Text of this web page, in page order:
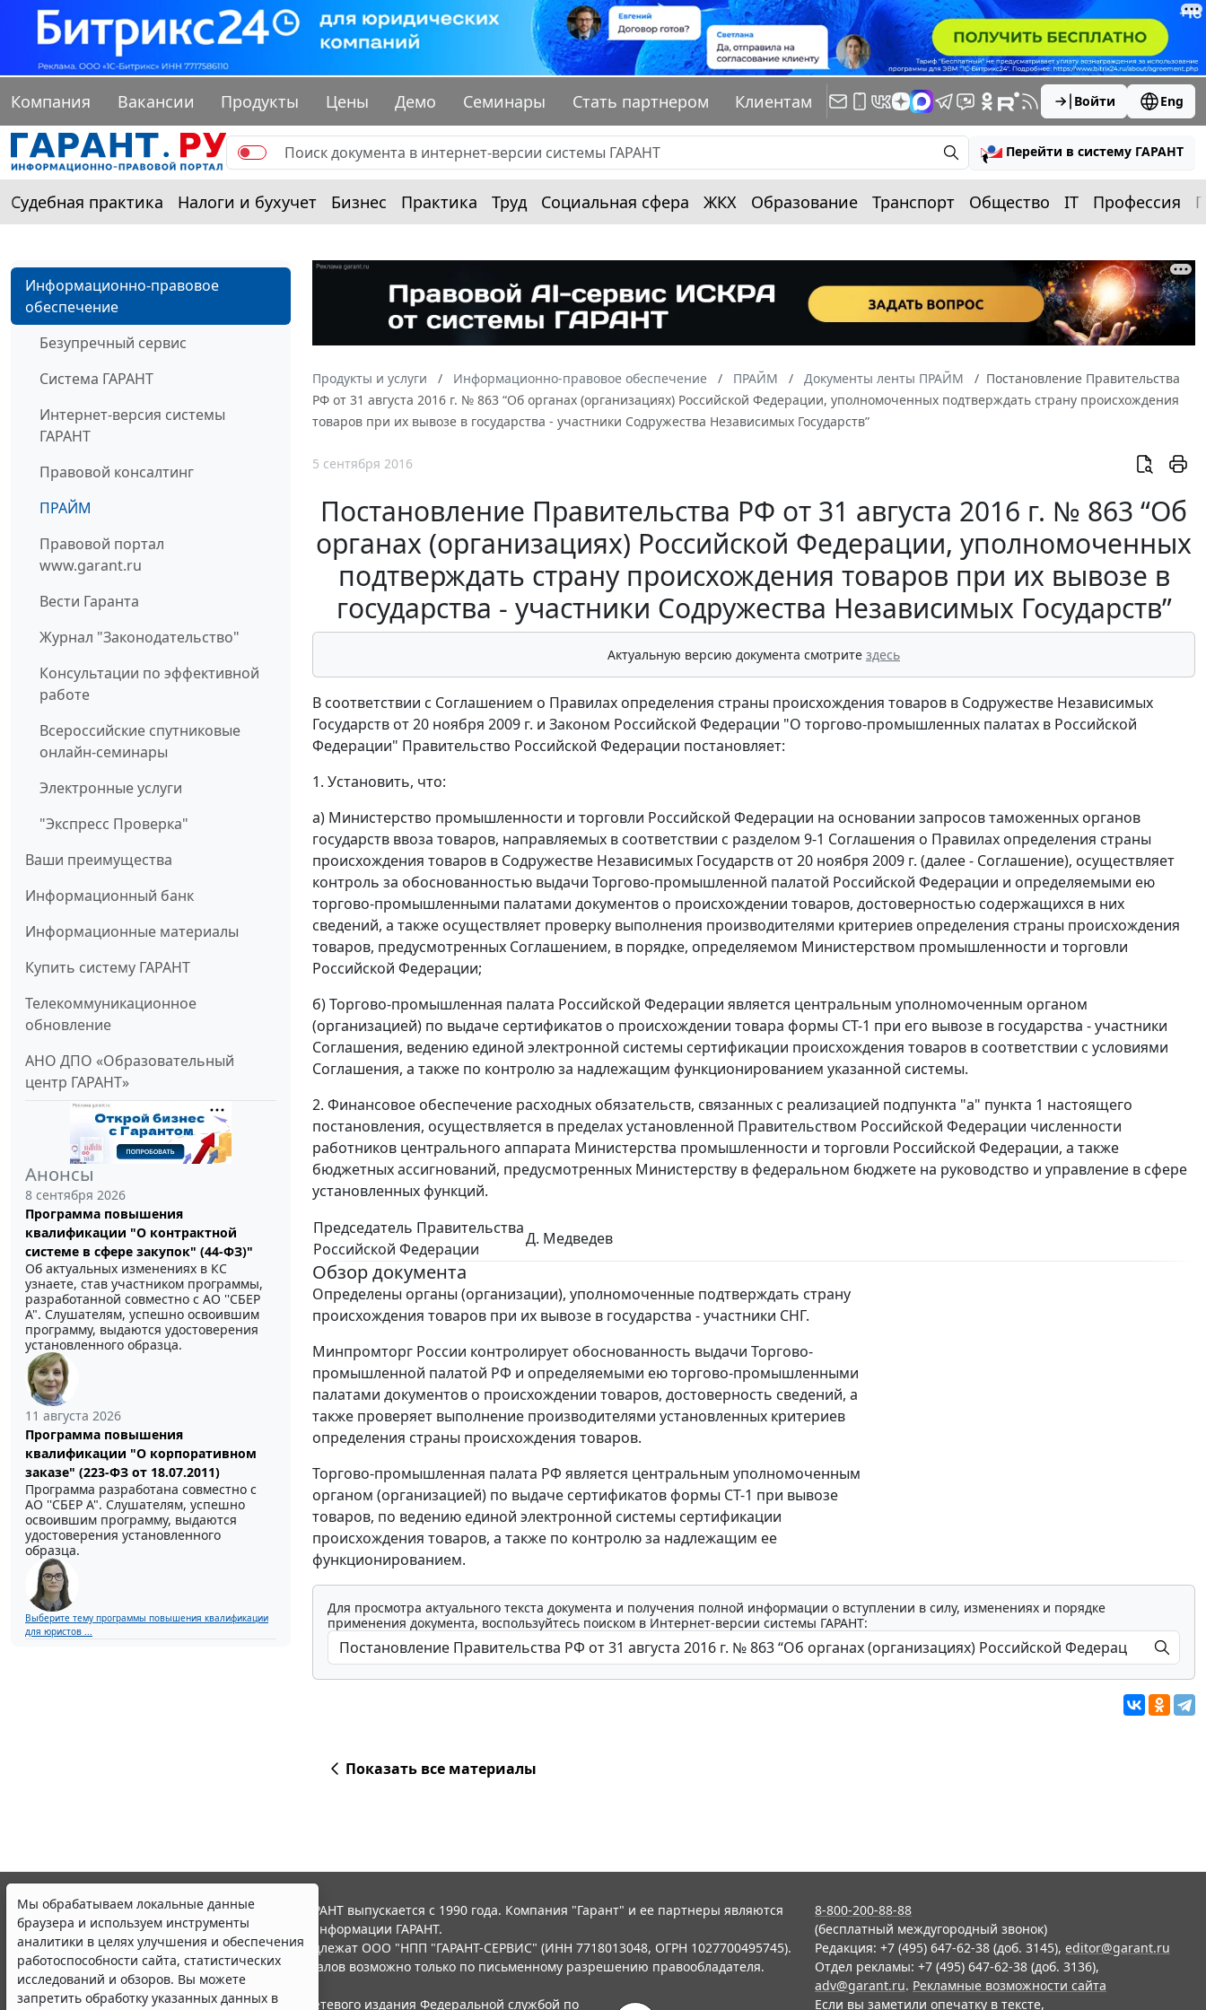
Компания Вакансии Продукты Цены Демо Семинары Стать партнером Клиентам Войти Eng
Перейти в систему ГАРАНТ
Судебная практика Налоги и бухучет Бизнес Практика Труд Социальная сфера ЖКХ Образование Транспорт Общество IT Профессия
Информационно-правовое
обеспечение
Безупречный сервис
Система ГАРАНТ
Интернет-версия системы
ГАРАНТ
Правовой консалтинг
ПРАЙМ
Правовой портал
www.garant.ru
Вести Гаранта
Журнал "Законодательство"
Консультации по эффективной
работе
Всероссийские спутниковые
онлайн-семинары
Электронные услуги
"Экспресс Проверка"
Ваши преимущества
Информационный банк
Информационные материалы
Купить систему ГАРАНТ
Телекоммуникационное
обновление
АНО ДПО «Образовательный
центр ГАРАНТ»
Анонсы
8 сентября 2026
Программа повышения
квалификации "О контрактной
системе в сфере закупок" (44-ФЗ)"
Об актуальных изменениях в КС
узнаете, став участником программы,
разработанной совместно с АО ''СБЕР
А". Слушателям, успешно освоившим
программу, выдаются удостоверения
установленного образца.
11 августа 2026
Программа повышения
квалификации "О корпоративном
заказе" (223-ФЗ от 18.07.2011)
Программа разработана совместно с
АО ''СБЕР А". Слушателям, успешно
освоившим программу, выдаются
удостоверения установленного
образца.
Выберите тему программы повышения квалификации
для юристов ...
Продукты и услуги Информационно-правовое обеспечение ПРАЙМ Документы ленты ПРАЙМ
Постановление Правительства
РФ от 31 августа 2016 г. № 863 “Об органах (организациях) Российской Федерации, уполномоченных подтверждать страну происхождения
товаров при их вывозе в государства - участники Содружества Независимых Государств”
5 сентября 2016
Постановление Правительства РФ от 31 августа 2016 г. № 863 “Об
органах (организациях) Российской Федерации, уполномоченных
подтверждать страну происхождения товаров при их вывозе в
государства - участники Содружества Независимых Государств”
Актуальную версию документа смотрите здесь
В соответствии с Соглашением о Правилах определения страны происхождения товаров в Содружестве Независимых
Государств от 20 ноября 2009 г. и Законом Российской Федерации "О торгово-промышленных палатах в Российской
Федерации" Правительство Российской Федерации постановляет:
1. Установить, что:
а) Министерство промышленности и торговли Российской Федерации на основании запросов таможенных органов
государств ввоза товаров, направляемых в соответствии с разделом 9-1 Соглашения о Правилах определения страны
происхождения товаров в Содружестве Независимых Государств от 20 ноября 2009 г. (далее - Соглашение), осуществляет
контроль за обоснованностью выдачи Торгово-промышленной палатой Российской Федерации и определяемыми ею
торгово-промышленными палатами документов о происхождении товаров, достоверностью содержащихся в них
сведений, а также осуществляет проверку выполнения производителями критериев определения страны происхождения
товаров, предусмотренных Соглашением, в порядке, определяемом Министерством промышленности и торговли
Российской Федерации;
б) Торгово-промышленная палата Российской Федерации является центральным уполномоченным органом
(организацией) по выдаче сертификатов о происхождении товара формы СТ-1 при его вывозе в государства - участники
Соглашения, ведению единой электронной системы сертификации происхождения товаров в соответствии с условиями
Соглашения, а также по контролю за надлежащим функционированием указанной системы.
2. Финансовое обеспечение расходных обязательств, связанных с реализацией подпункта "а" пункта 1 настоящего
постановления, осуществляется в пределах установленной Правительством Российской Федерации численности
работников центрального аппарата Министерства промышленности и торговли Российской Федерации, а также
бюджетных ассигнований, предусмотренных Министерству в федеральном бюджете на руководство и управление в сфере
установленных функций.
Председатель Правительства
Российской Федерации
Д. Медведев
Обзор документа
Определены органы (организации), уполномоченные подтверждать страну
происхождения товаров при их вывозе в государства - участники СНГ.
Минпромторг России контролирует обоснованность выдачи Торгово-
промышленной палатой РФ и определяемыми ею торгово-промышленными
палатами документов о происхождении товаров, достоверность сведений, а
также проверяет выполнение производителями установленных критериев
определения страны происхождения товаров.
Торгово-промышленная палата РФ является центральным уполномоченным
органом (организацией) по выдаче сертификатов формы СТ-1 при вывозе
товаров, по ведению единой электронной системы сертификации
происхождения товаров, а также по контролю за надлежащим ее
функционированием.
Для просмотра актуального текста документа и получения полной информации о вступлении в силу, изменениях и порядке
применения документа, воспользуйтесь поиском в Интернет-версии системы ГАРАНТ:
Показать все материалы
Мы обрабатываем локальные данные
браузера и используем инструменты
аналитики в целях улучшения и обеспечения
работоспособности сайта, статистических
исследований и обзоров. Вы можете
запретить обработку указанных данных в
© ООО "НПП "ГАРАНТ-СЕРВИС", 2026. Система ГАРАНТ выпускается с 1990 года. Компания "Гарант" и ее партнеры являются
участниками Российской ассоциации правовой информации ГАРАНТ.
Все права на материалы сайта ГАРАНТ.РУ принадлежат ООО "НПП "ГАРАНТ-СЕРВИС" (ИНН 7718013048, ОГРН 1027700495745).
Полное или частичное воспроизведение материалов возможно только по письменному разрешению правообладателя.
Правила использования портала.
Портал ГАРАНТ.РУ зарегистрирован в качестве сетевого издания Федеральной службой по
8-800-200-88-88
(бесплатный междугородный звонок)
Редакция: +7 (495) 647-62-38 (доб. 3145), editor@garant.ru
Отдел рекламы: +7 (495) 647-62-38 (доб. 3136),
adv@garant.ru. Рекламные возможности сайта
Если вы заметили опечатку в тексте,